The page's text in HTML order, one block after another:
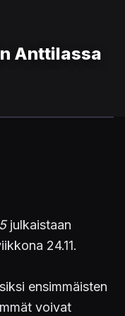
Anttilassa
julkaistaan
24.11.
ensimmäisten
voivat